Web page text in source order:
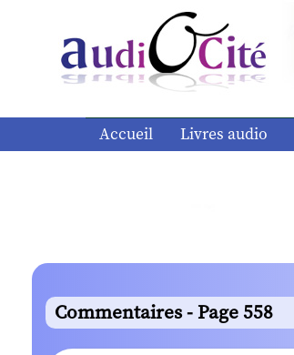
Accueil Livres audio
Commentaires - Page 558